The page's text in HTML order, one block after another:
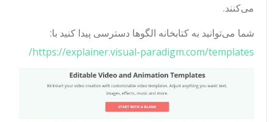
می‌کنند.
شما می‌توانید به کتابخانه الگوها دسترسی پیدا کنید با:
https://explainer.visual-paradigm.com/templates/